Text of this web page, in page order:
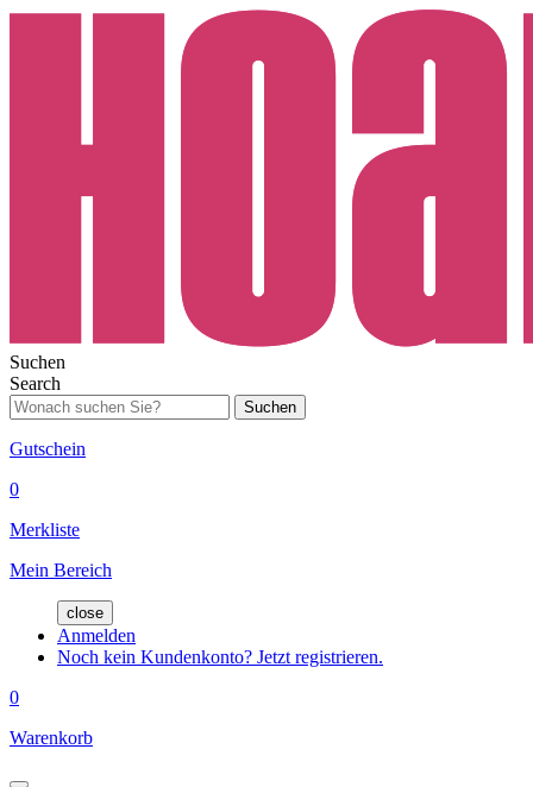
Suchen
Search
Suchen
Gutschein
0
Merkliste
Mein Bereich
close
Anmelden
Noch kein Kundenkonto? Jetzt registrieren.
0
Warenkorb